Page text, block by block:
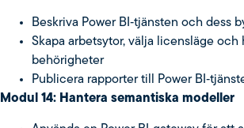
Beskriva Power BI‑tjänsten och dess
Skapa arbetsytor, välja licensläge och
behörigheter
Publicera rapporter till Power
Modul 14: Hantera semantiska modeller